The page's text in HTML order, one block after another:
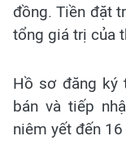
đồng. Tiền đặt
tổng giá trị của
Hồ sơ đăng ký
bán và tiếp
niêm yết đến